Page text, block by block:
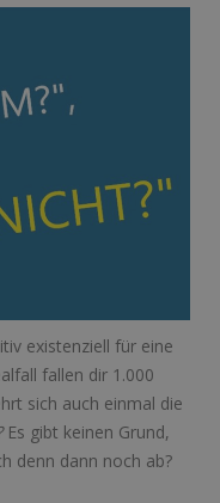
existenziell für eine
fallen dir 1.000
sich auch einmal die
Es gibt keinen Grund,
denn dann noch ab?